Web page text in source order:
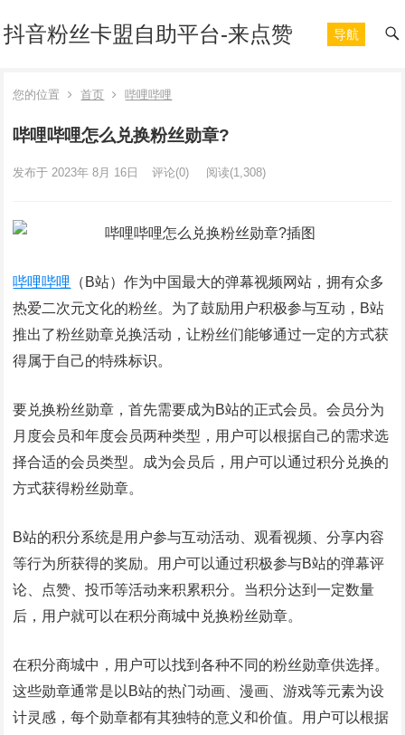
抖音粉丝卡盟自助平台-来点赞 导航
您的位置 首页 哔哩哔哩
哔哩哔哩怎么兑换粉丝勋章?
发布于 2023年 8月 16日 评论(0) 阅读(1,308)
哔哩哔哩 （B站）作为中国最大的弹幕视频网站，拥有众多
热爱二次元文化的粉丝。为了鼓励用户积极参与互动，B站
推出了粉丝勋章兑换活动，让粉丝们能够通过一定的方式获
得属于自己的特殊标识。
要兑换粉丝勋章，首先需要成为B站的正式会员。会员分为
月度会员和年度会员两种类型，用户可以根据自己的需求选
择合适的会员类型。成为会员后，用户可以通过积分兑换的
方式获得粉丝勋章。
B站的积分系统是用户参与互动活动、观看视频、分享内容
等行为所获得的奖励。用户可以通过积极参与B站的弹幕评
论、点赞、投币等活动来积累积分。当积分达到一定数量
后，用户就可以在积分商城中兑换粉丝勋章。
在积分商城中，用户可以找到各种不同的粉丝勋章供选择。
这些勋章通常是以B站的热门动画、漫画、游戏等元素为设
计灵感，每个勋章都有其独特的意义和价值。用户可以根据